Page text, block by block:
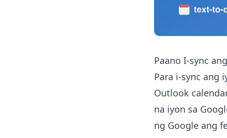
Paano I-sync
Para i-sync ang
Outlook
na iyon sa
ng Google ang